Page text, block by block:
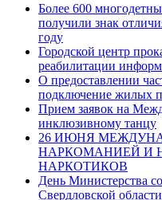
Более 600
получили знак
году
Городской центр
реабилитации
О предоставлении
подключение жилых
Прием заявок на
инклюзивному танцу
26 ИЮНЯ
НАРКОМАНИЕЙ И
НАРКОТИКОВ
День Министерства
Свердловской